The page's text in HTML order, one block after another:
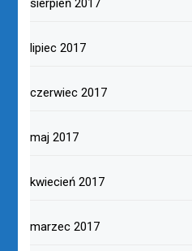
sierpień 2017
lipiec 2017
czerwiec 2017
maj 2017
kwiecień 2017
marzec 2017